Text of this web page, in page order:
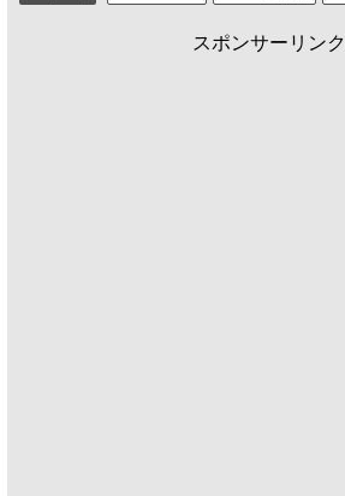
スポンサーリンク